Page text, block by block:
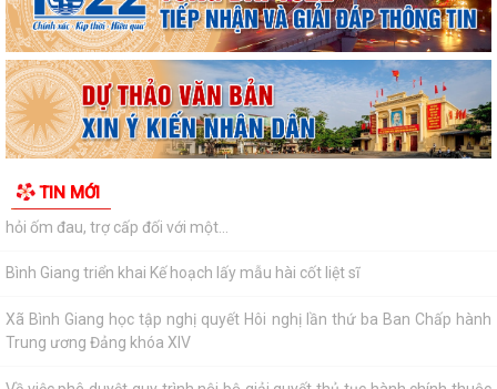
TIN MỚI
LƯỢNG THEO TIÊU CHUẨN QUỐC GIA TCVN...
UBND xã triển khai giải quyết chế độ chính sách đối với người hoạt
động không chuyên trách ở thôn
Nghị quyết Về việc quy định mức chi thăm chúc tết Nguyên đán, thăm
hỏi ốm đau, trợ cấp đối với một...
Bình Giang triển khai Kế hoạch lấy mẫu hài cốt liệt sĩ
Xã Bình Giang học tập nghị quyết Hôi nghị lần thứ ba Ban Chấp hành
Trung ương Đảng khóa XIV
Về việc phê duyệt quy trình nội bộ giải quyết thủ tục hành chính thuộc
phạm vi chức năng của Sở...
Về việc khai bố thủ tục hành chính nội bộ được sửa đổi, bổ sung thuộc